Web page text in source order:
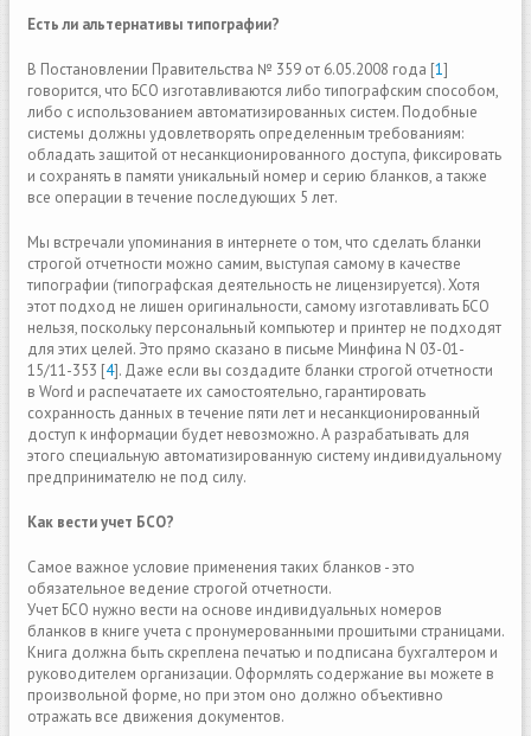
Есть ли альтернативы типографии?
В Постановлении Правительства № 359 от 6.05.2008 года [1]
говорится, что БСО изготавливаются либо типографским способом,
либо с использованием автоматизированных систем. Подобные
системы должны удовлетворять определенным требованиям:
обладать защитой от несанкционированного доступа, фиксировать
и сохранять в памяти уникальный номер и серию бланков, а также
все операции в течение последующих 5 лет.
Mы встречали упоминания в интернете о том, что сделать бланки
строгой отчетности можно самим, выступая самому в качестве
типографии (типографская деятельность не лицензируется). Хотя
этот подход не лишен оригинальности, самому изготавливать БСО
нельзя, поскольку персональный компьютер и принтер не подходят
для этих целей. Это прямо сказано в письме Минфина N 03-01-
15/11-353 [4]. Даже если вы создадите бланки строгой отчетности
в Word и распечатаете их самостоятельно, гарантировать
сохранность данных в течение пяти лет и несанкционированный
доступ к информации будет невозможно. А разрабатывать для
этого специальную автоматизированную систему индивидуальному
предпринимателю не под силу.
Как вести учет БСО?
Самое важное условие применения таких бланков - это
обязательное ведение строгой отчетности.
Учет БСО нужно вести на основе индивидуальных номеров
бланков в книге учета с пронумерованными прошитыми страницами.
Книга должна быть скреплена печатью и подписана бухгалтером и
руководителем организации. Оформлять содержание вы можете в
произвольной форме, но при этом оно должно объективно
отражать все движения документов.